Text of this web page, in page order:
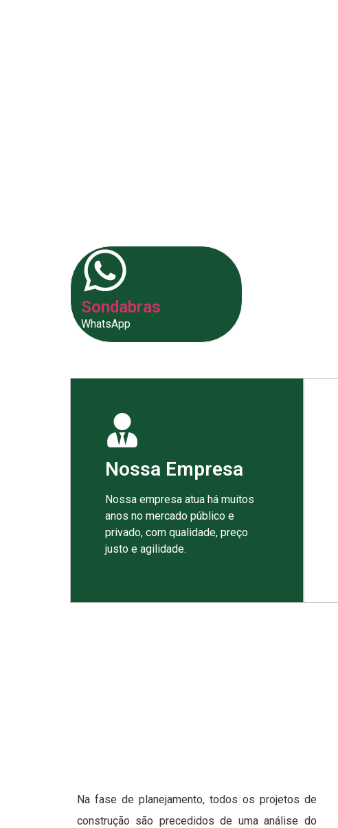
Sondabras
WhatsApp
Nossa Empresa
Nossa empresa atua há muitos
anos no mercado público e
privado, com qualidade, preço
justo e agilidade.
Na fase de planejamento, todos os projetos de
construção são precedidos de uma análise do